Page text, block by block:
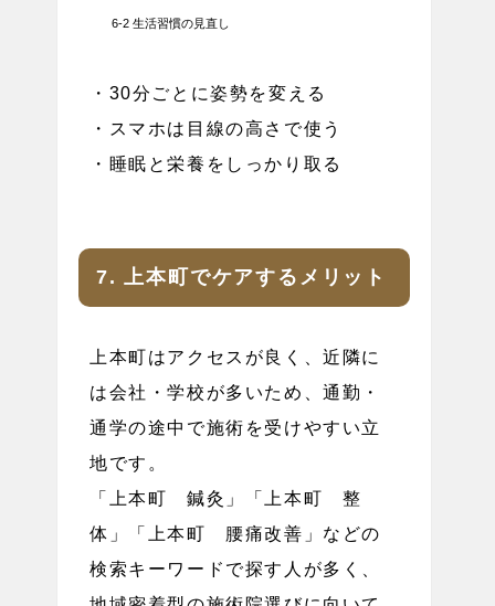
6-2 生活習慣の見直し
・30分ごとに姿勢を変える
・スマホは目線の高さで使う
・睡眠と栄養をしっかり取る
7. 上本町でケアするメリット
上本町はアクセスが良く、近隣に
は会社・学校が多いため、通勤・
通学の途中で施術を受けやすい立
地です。
「上本町 鍼灸」「上本町 整
体」「上本町 腰痛改善」などの
検索キーワードで探す人が多く、